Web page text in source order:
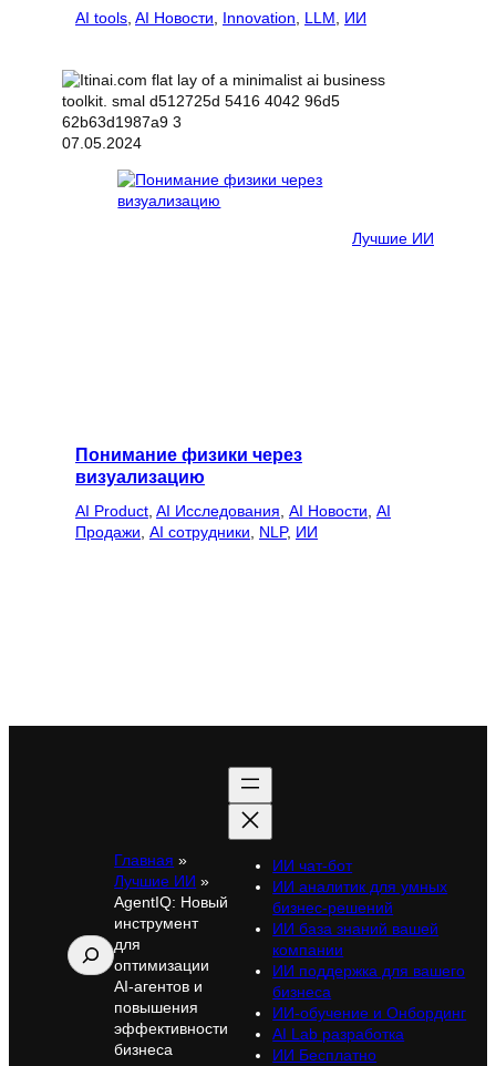
AI tools AI Новости Innovation LLM ИИ
07.05.2024
Лучшие ИИ
Понимание физики через
визуализацию
AI Product AI Исследования AI Новости AI
Продажи AI сотрудники NLP, ИИ
Поиск
Главная »
Лучшие ИИ »
AgentIQ: Новый
инструмент
для
оптимизации
AI-агентов и
повышения
эффективности
бизнеса
ИИ чат-бот
ИИ аналитик для умных
бизнес-решений
ИИ база знаний вашей
компании
ИИ поддержка для вашего
бизнеса
ИИ-обучение и Онбординг
AI Lab разработка
ИИ Бесплатно